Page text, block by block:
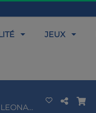
JEUX
YANN MULLER & HERBERT LEONARD